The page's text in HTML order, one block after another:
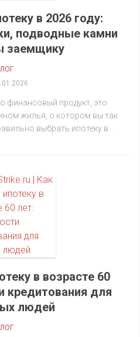
в 2026 году:
подводные камни
заемщику
финансовый продукт, это
жилья, о котором вы так
выбрать ипотеку в...
в возрасте 60
кредитования для
людей